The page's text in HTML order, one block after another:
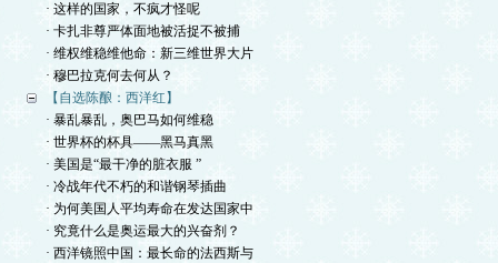
· 这样的国家，不疯才怪呢
· 卡扎非尊严体面地被活捉不被捕
· 维权维稳维他命：新三维世界大片
· 穆巴拉克何去何从？
【自选陈酿：西洋红】
· 暴乱暴乱，奥巴马如何维稳
· 世界杯的杯具——黑马真黑
· 美国是“最干净的脏衣服 ”
· 冷战年代不朽的和谐钢琴插曲
· 为何美国人平均寿命在发达国家中
· 究竟什么是奥运最大的兴奋剂？
· 西洋镜照中国：最长命的法西斯与